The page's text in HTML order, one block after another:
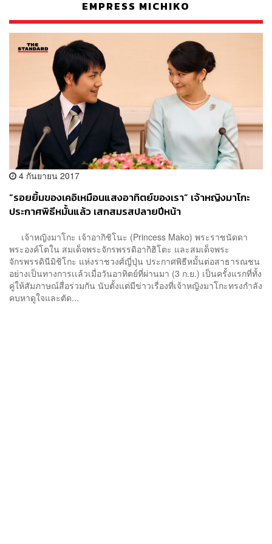
EMPRESS MICHIKO
4 กันยายน 2017
“รอยยิ้มของเคอิเหมือนแสงอาทิตย์ของเรา” เจ้าหญิงมาโกะ
ประกาศพิธีหมั้นแล้ว เสกสมรสปลายปีหน้า
เจ้าหญิงมาโกะ เจ้าอากิชิโนะ (Princess Mako) พระราชนัดดา
พระองค์โตใน สมเด็จพระจักรพรรดิอากิฮิโตะ และสมเด็จพระ
จักรพรรดินีมิชิโกะ แห่งราชวงศ์ญี่ปุ่น ประกาศพิธีหมั้นต่อสาธารณชน
อย่างเป็นทางการเเล้วเมื่อวันอาทิตย์ที่ผ่านมา (3 ก.ย.) เป็นครั้งแรกที่ทั้ง
คู่ให้สัมภาษณ์สื่อร่วมกัน นับตั้งแต่มีข่าวเรื่องที่เจ้าหญิงมาโกะทรงกำลัง
คบหาดูใจและตัด...